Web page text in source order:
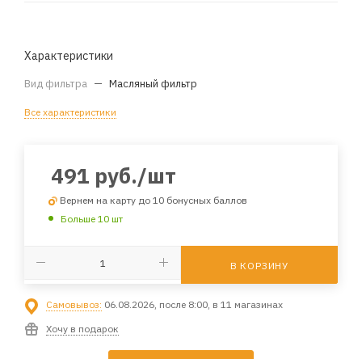
Характеристики
Вид фильтра — Масляный фильтр
Все характеристики
491 руб./шт
Вернем на карту до 10 бонусных баллов
Больше 10 шт
В КОРЗИНУ
Самовывоз: 06.08.2026, после 8:00, в 11 магазинах
Хочу в подарок